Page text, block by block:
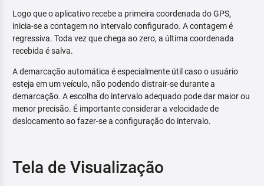
Logo que o aplicativo recebe a primeira coordenada do GPS,
inicia-se a contagem no intervalo configurado. A contagem é
regressiva. Toda vez que chega ao zero, a última coordenada
recebida é salva.
A demarcação automática é especialmente útil caso o usuário
esteja em um veículo, não podendo distrair-se durante a
demarcação. A escolha do intervalo adequado pode dar maior ou
menor precisão. É importante considerar a velocidade de
deslocamento ao fazer-se a configuração do intervalo.
Tela de Visualização